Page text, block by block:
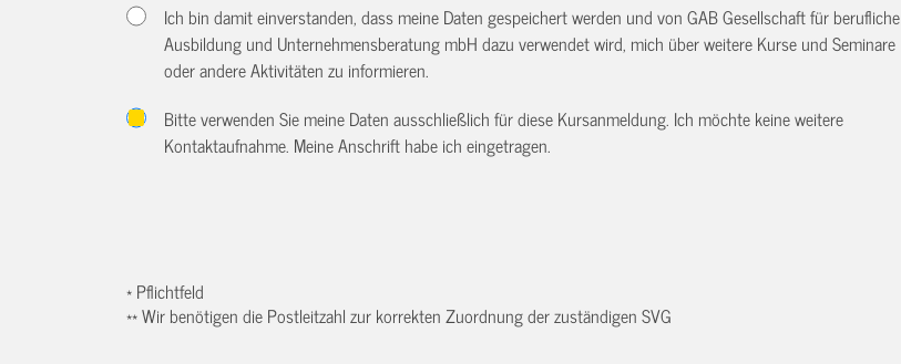
Ich bin damit einverstanden, dass meine Daten gespeichert werden und von GAB Gesellschaft für berufliche
Ausbildung und Unternehmensberatung mbH dazu verwendet wird, mich über weitere Kurse und Seminare
oder andere Aktivitäten zu informieren.
Bitte verwenden Sie meine Daten ausschließlich für diese Kursanmeldung. Ich möchte keine weitere
Kontaktaufnahme. Meine Anschrift habe ich eingetragen.
* Pflichtfeld
** Wir benötigen die Postleitzahl zur korrekten Zuordnung der zuständigen SVG